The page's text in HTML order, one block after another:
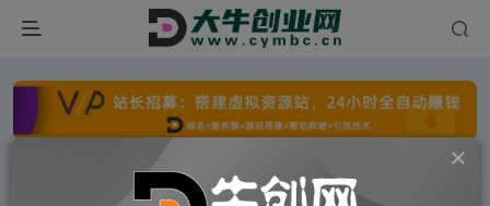
点击开通分站+ 每日收入300+